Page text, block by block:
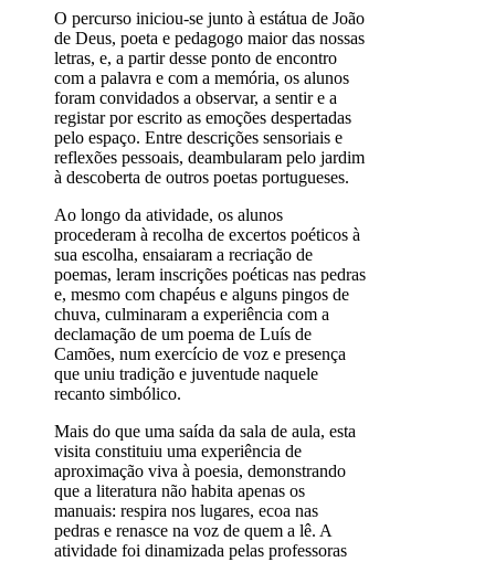
O percurso iniciou-se junto à estátua de João
de Deus, poeta e pedagogo maior das nossas
letras, e, a partir desse ponto de encontro
com a palavra e com a memória, os alunos
foram convidados a observar, a sentir e a
registar por escrito as emoções despertadas
pelo espaço. Entre descrições sensoriais e
reflexões pessoais, deambularam pelo jardim
à descoberta de outros poetas portugueses.
Ao longo da atividade, os alunos
procederam à recolha de excertos poéticos à
sua escolha, ensaiaram a recriação de
poemas, leram inscrições poéticas nas pedras
e, mesmo com chapéus e alguns pingos de
chuva, culminaram a experiência com a
declamação de um poema de Luís de
Camões, num exercício de voz e presença
que uniu tradição e juventude naquele
recanto simbólico.
Mais do que uma saída da sala de aula, esta
visita constituiu uma experiência de
aproximação viva à poesia, demonstrando
que a literatura não habita apenas os
manuais: respira nos lugares, ecoa nas
pedras e renasce na voz de quem a lê. A
atividade foi dinamizada pelas professoras